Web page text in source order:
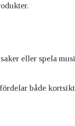
eller spela
både